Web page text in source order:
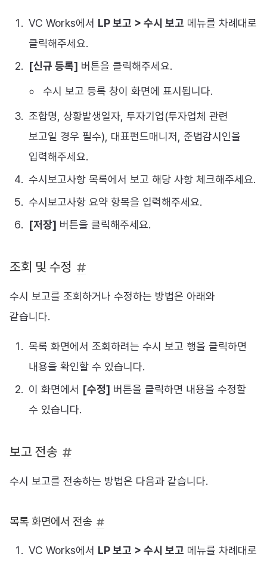
VC Works에서 LP 보고 > 수시 보고 메뉴를 차례대로
클릭해주세요.
[신규 등록] 버튼을 클릭해주세요.
수시 보고 등록 창이 화면에 표시됩니다.
조합명, 상황발생일자, 투자기업(투자업체 관련
보고일 경우 필수), 대표펀드매니저, 준법감시인을
입력해주세요.
수시보고사항 목록에서 보고 해당 사항 체크해주세요.
수시보고사항 요약 항목을 입력해주세요.
[저장] 버튼을 클릭해주세요.
조회 및 수정
수시 보고를 조회하거나 수정하는 방법은 아래와
같습니다.
목록 화면에서 조회하려는 수시 보고 행을 클릭하면
내용을 확인할 수 있습니다.
이 화면에서 [수정] 버튼을 클릭하면 내용을 수정할
수 있습니다.
보고 전송
수시 보고를 전송하는 방법은 다음과 같습니다.
목록 화면에서 전송
VC Works에서 LP 보고 > 수시 보고 메뉴를 차례대로